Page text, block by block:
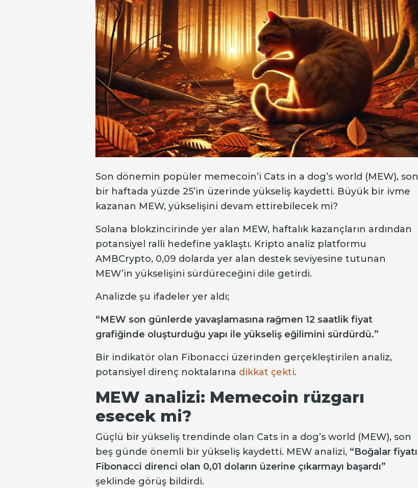
Son dönemin popüler memecoin’i Cats in a dog’s world (MEW), son
bir haftada yüzde 25’in üzerinde yükseliş kaydetti. Büyük bir ivme
kazanan MEW, yükselişini devam ettirebilecek mi?
Solana blokzincirinde yer alan MEW, haftalık kazançların ardından
potansiyel ralli hedefine yaklaştı. Kripto analiz platformu
AMBCrypto, 0,09 dolarda yer alan destek seviyesine tutunan
MEW’in yükselişini sürdüreceğini dile getirdi.
Analizde şu ifadeler yer aldı;
“MEW son günlerde yavaşlamasına rağmen 12 saatlik fiyat
grafiğinde oluşturduğu yapı ile yükseliş eğilimini sürdürdü.”
Bir indikatör olan Fibonacci üzerinden gerçekleştirilen analiz,
potansiyel direnç noktalarına dikkat çekti.
MEW analizi: Memecoin rüzgarı
esecek mi?
Güçlü bir yükseliş trendinde olan Cats in a dog’s world (MEW), son
beş günde önemli bir yükseliş kaydetti. MEW analizi, “Boğalar fiyatı
Fibonacci direnci olan 0,01 doların üzerine çıkarmayı başardı”
şeklinde görüş bildirdi.